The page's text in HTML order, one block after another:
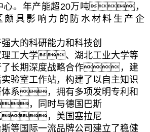
心。年产能超20万吨，
颇具影响力的防水材料生产企
大的科研能力和科技创
工大学、湖北工业大学等
了长期深度战略合作，建
验室工作站，构建了以自主知识
体系，拥有多项发明专利和
，
同时与德国巴斯
，美国塞拉尼
国际一流品牌公司建立了稳健